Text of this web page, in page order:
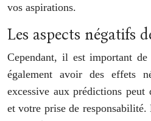
vos aspirations.
Les aspects négatifs
Cependant, il est important
également avoir des effets
excessive aux prédictions
et votre prise de